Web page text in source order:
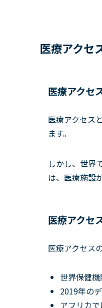
医療アクセ
医療アクセ
医療アクセス
ます。
しかし、世界
は、医療施設
医療アクセ
医療アクセス
世界保健
2019年の
アフリカ